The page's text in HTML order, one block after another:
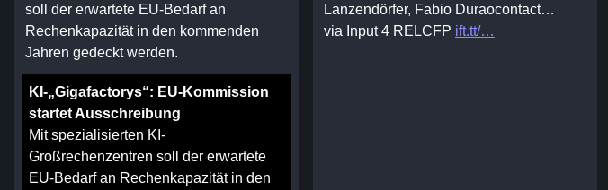
soll der erwartete EU-Bedarf an
Rechenkapazität in den kommenden
Jahren gedeckt werden.
KI-„Gigafactorys“: EU-Kommission
startet Ausschreibung
Mit spezialisierten KI-
Großrechenzentren soll der erwartete
EU-Bedarf an Rechenkapazität in den
Lanzendörfer, Fabio Duraocontact…
via Input 4 RELCFP ift.tt/…